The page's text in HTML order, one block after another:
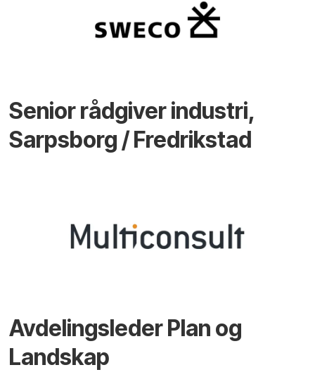
Senior rådgiver industri,
Sarpsborg / Fredrikstad
Avdelingsleder Plan og
Landskap